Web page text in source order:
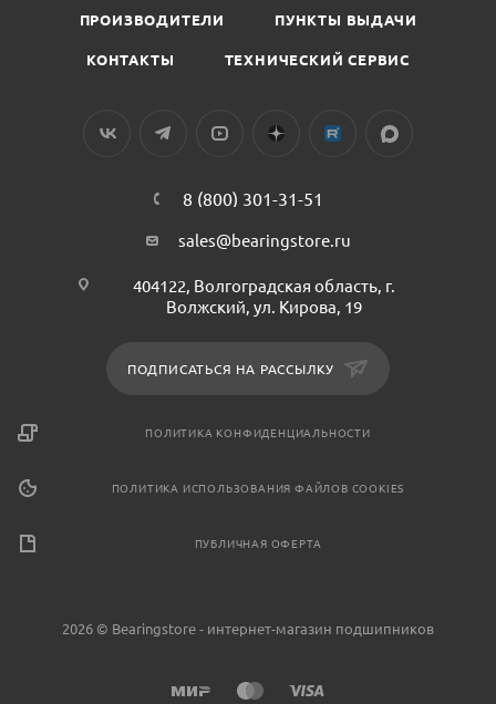
ПРОИЗВОДИТЕЛИ ПУНКТЫ ВЫДАЧИ
КОНТАКТЫ ТЕХНИЧЕСКИЙ СЕРВИС
8 (800) 301-31-51
sales@bearingstore.ru
404122, Волгоградская область, г.
Волжский, ул. Кирова, 19
ПОДПИСАТЬСЯ НА РАССЫЛКУ
ПОЛИТИКА КОНФИДЕНЦИАЛЬНОСТИ
ПОЛИТИКА ИСПОЛЬЗОВАНИЯ ФАЙЛОВ COOKIES
ПУБЛИЧНАЯ ОФЕРТА
2026 © Bearingstore - интернет-магазин подшипников